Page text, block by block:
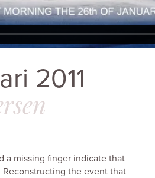
2011
a missing finger indicate that
the event that